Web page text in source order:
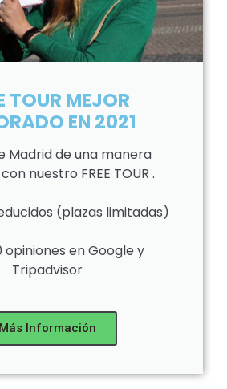
TOUR MEJOR
EN 2021
Madrid de una manera
nuestro FREE TOUR .
(plazas limitadas)
opiniones en Google y
Tripadvisor
Más Información